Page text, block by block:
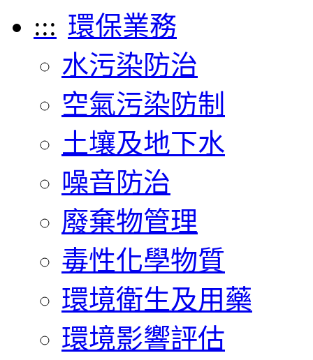
::: 環保業務
水污染防治
空氣污染防制
土壤及地下水
噪音防治
廢棄物管理
毒性化學物質
環境衛生及用藥
環境影響評估